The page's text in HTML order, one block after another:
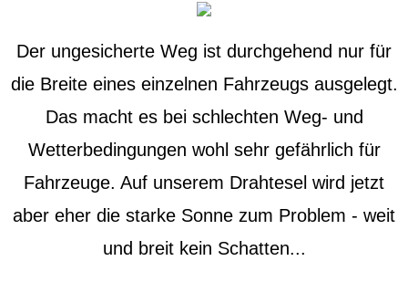
Der ungesicherte Weg ist durchgehend nur für
die Breite eines einzelnen Fahrzeugs ausgelegt.
Das macht es bei schlechten Weg- und
Wetterbedingungen wohl sehr gefährlich für
Fahrzeuge. Auf unserem Drahtesel wird jetzt
aber eher die starke Sonne zum Problem - weit
und breit kein Schatten...